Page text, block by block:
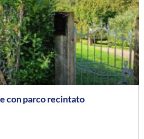
con parco recintato